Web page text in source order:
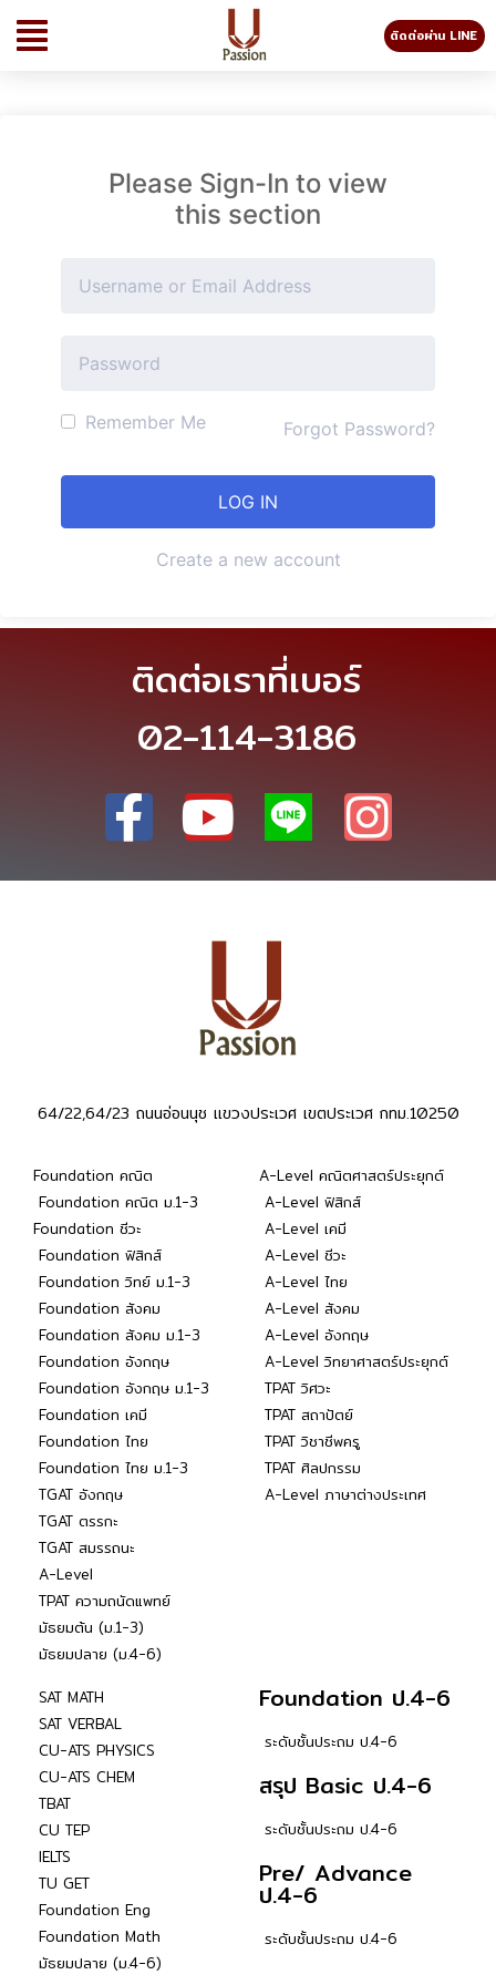
ติดต่อผ่าน LINE
Please Sign-In to view
this section
Remember Me Forgot Password?
Create a new account
ติดต่อเราที่เบอร์
02-114-3186
64/22,64/23 ถนนอ่อนนุช แขวงประเวศ เขตประเวศ กทม.10250
Foundation คณิต
Foundation คณิต ม.1-3
Foundation ชีวะ
Foundation ฟิสิกส์
Foundation วิทย์ ม.1-3
Foundation สังคม
Foundation สังคม ม.1-3
Foundation อังกฤษ
Foundation อังกฤษ ม.1-3
Foundation เคมี
Foundation ไทย
Foundation ไทย ม.1-3
TGAT อังกฤษ
TGAT ตรรกะ
TGAT สมรรถนะ
A-Level
TPAT ความถนัดแพทย์
มัธยมต้น (ม.1-3)
มัธยมปลาย (ม.4-6)
A-Level คณิตศาสตร์ประยุกต์
A-Level ฟิสิกส์
A-Level เคมี
A-Level ชีวะ
A-Level ไทย
A-Level สังคม
A-Level อังกฤษ
A-Level วิทยาศาสตร์ประยุกต์
TPAT วิศวะ
TPAT สถาปัตย์
TPAT วิชาชีพครู
TPAT ศิลปกรรม
A-Level ภาษาต่างประเทศ
SAT MATH
SAT VERBAL
CU-ATS PHYSICS
CU-ATS CHEM
TBAT
CU TEP
IELTS
TU GET
Foundation Eng
Foundation Math
มัธยมปลาย (ม.4-6)
Foundation ป.4-6
ระดับชั้นประถม ป.4-6
สรุป Basic ป.4-6
ระดับชั้นประถม ป.4-6
Pre/ Advance
ป.4-6
ระดับชั้นประถม ป.4-6